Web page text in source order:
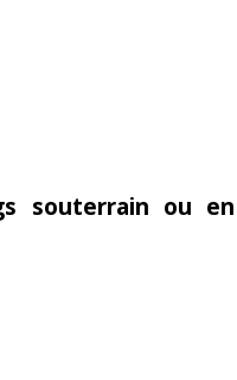
souterrain ou